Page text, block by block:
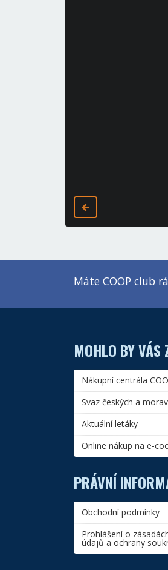
Máte COOP club
MOHLO BY VÁS
Nákupní centrála
Svaz českých a
Aktuální letáky
Online nákup na e-
PRÁVNÍ
Obchodní podmínky
Prohlášení o
údajů a ochrany